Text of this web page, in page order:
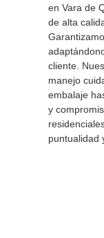
en Vara de
de alta
cliente.
manejo
embalaje
y
puntualidad